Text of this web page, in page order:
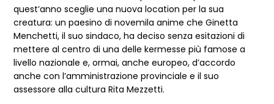
quest’anno sceglie una nuova location per la sua
creatura: un paesino di novemila anime che Ginetta
Menchetti, il suo sindaco, ha deciso senza esitazioni di
mettere al centro di una delle kermesse più famose a
livello nazionale e, ormai, anche europeo, d’accordo
anche con l’amministrazione provinciale e il suo
assessore alla cultura Rita Mezzetti.